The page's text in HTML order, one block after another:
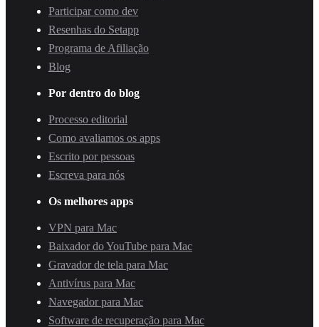
Participar como dev
Resenhas do Setapp
Programa de Afiliação
Blog
Por dentro do blog
Processo editorial
Como avaliamos os apps
Escrito por pessoas
Escreva para nós
Os melhores apps
VPN para Mac
Baixador do YouTube para Mac
Gravador de tela para Mac
Antivírus para Mac
Navegador para Mac
Software de recuperação para Mac